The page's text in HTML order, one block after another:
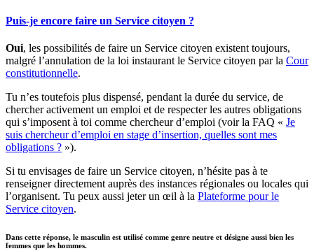
Puis-je encore faire un Service citoyen ?
Oui, les possibilités de faire un Service citoyen existent toujours,
malgré l’annulation de la loi instaurant le Service citoyen par la Cour
constitutionnelle.
Tu n’es toutefois plus dispensé, pendant la durée du service, de
chercher activement un emploi et de respecter les autres obligations
qui s’imposent à toi comme chercheur d’emploi (voir la FAQ « Je
suis chercheur d’emploi en stage d’insertion, quelles sont mes
obligations ? »).
Si tu envisages de faire un Service citoyen, n’hésite pas à te
renseigner directement auprès des instances régionales ou locales qui
l’organisent. Tu peux aussi jeter un œil à la Plateforme pour le
Service citoyen.
Dans cette réponse, le masculin est utilisé comme genre neutre et désigne aussi bien les
femmes que les hommes.